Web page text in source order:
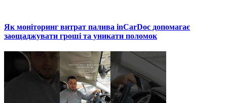
Як моніторинг витрат палива inCarDoc допомагає
заощаджувати гроші та уникати поломок